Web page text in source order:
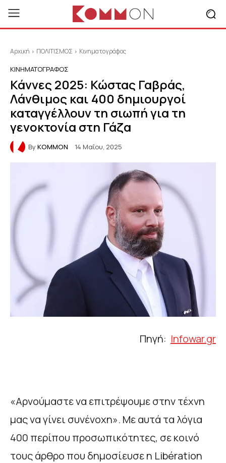
Αρχική ΠΟΛΙΤΙΣΜΟΣ Κινηματογράφος
ΚΙΝΗΜΑΤΟΓΡΆΦΟΣ
Κάννες 2025: Κώστας Γαβράς,
Λάνθιμος και 400 δημιουργοί
καταγγέλλουν τη σιωπή για τη
γενοκτονία στη Γάζα
ByKOMMON 14 Μαΐου, 2025
Πηγή: Infowar.gr
«Αρνούμαστε να επιτρέψουμε στην τέχνη
μας να γίνει συνένοχη». Με αυτά τα λόγια
400 περίπου προσωπικότητες, σε κοινό
τους άρθρο που δημοσίευσε η Libération